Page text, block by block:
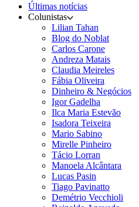
Últimas notícias
Colunistas
Lilian Tahan
Blog do Noblat
Carlos Carone
Andreza Matais
Claudia Meireles
Fábia Oliveira
Dinheiro & Negócios
Igor Gadelha
Ilca Maria Estevão
Isadora Teixeira
Mario Sabino
Mirelle Pinheiro
Tácio Lorran
Manoela Alcântara
Lucas Pasin
Tiago Pavinatto
Demétrio Vecchioli